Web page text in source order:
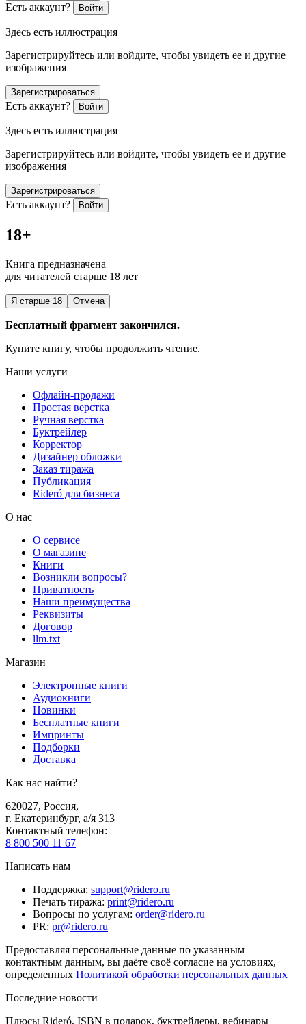
Есть аккаунт? Войти
Здесь есть иллюстрация
Зарегистрируйтесь или войдите, чтобы увидеть ее и другие
изображения
Зарегистрироваться
Есть аккаунт? Войти
Здесь есть иллюстрация
Зарегистрируйтесь или войдите, чтобы увидеть ее и другие
изображения
Зарегистрироваться
Есть аккаунт? Войти
18+
Книга предназначена
для читателей старше 18 лет
Я старше 18 Отмена
Бесплатный фрагмент закончился.
Купите книгу, чтобы продолжить чтение.
Наши услуги
Офлайн-продажи
Простая верстка
Ручная верстка
Буктрейлер
Корректор
Дизайнер обложки
Заказ тиража
Публикация
Rideró для бизнеса
О нас
О сервисе
О магазине
Книги
Возникли вопросы?
Приватность
Наши преимущества
Реквизиты
Договор
llm.txt
Магазин
Электронные книги
Аудиокниги
Новинки
Бесплатные книги
Импринты
Подборки
Доставка
Как нас найти?
620027, Россия,
г. Екатеринбург, а/я 313
Контактный телефон:
8 800 500 11 67
Написать нам
Поддержка: support@ridero.ru
Печать тиража: print@ridero.ru
Вопросы по услугам: order@ridero.ru
PR: pr@ridero.ru
Предоставляя персональные данные по указанным
контактным данным, вы даёте своё согласие на условиях,
определенных Политикой обработки персональных данных
Последние новости
Плюсы Rideró, ISBN в подарок, буктрейлеры, вебинары